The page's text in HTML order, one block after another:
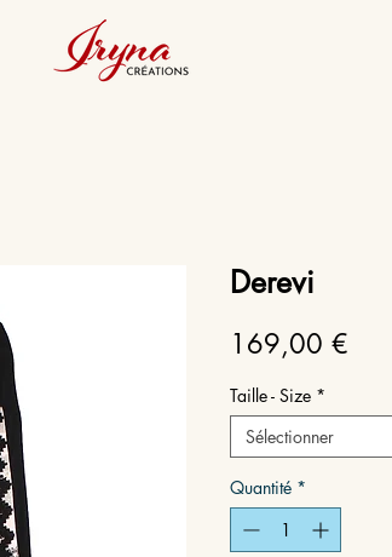
Derevi
169,00 €
Taille - Size *
Sélectionner
Quantité *